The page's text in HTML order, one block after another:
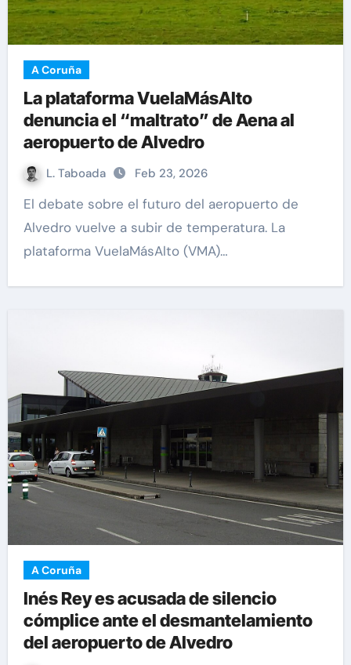
A Coruña
La plataforma VuelaMásAlto
denuncia el “maltrato” de Aena al
aeropuerto de Alvedro
L. Taboada Feb 23, 2026
El debate sobre el futuro del aeropuerto de
Alvedro vuelve a subir de temperatura. La
plataforma VuelaMásAlto (VMA)…
A Coruña
Inés Rey es acusada de silencio
cómplice ante el desmantelamiento
del aeropuerto de Alvedro